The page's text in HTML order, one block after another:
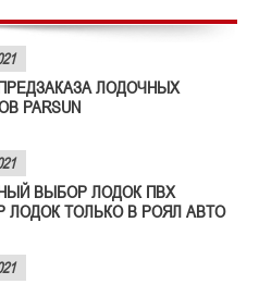
ЛОДОЧНЫХ
PARSUN
ВЫБОР ЛОДОК ПВХ
ЛОДОК ТОЛЬКО В РОЯЛ АВТО